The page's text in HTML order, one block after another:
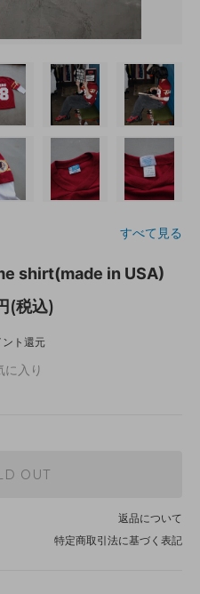
すべて見る
shirt(made in USA)
(税込)
ント還元
に入り
OUT
返品について
特定商取引法に基づく表記